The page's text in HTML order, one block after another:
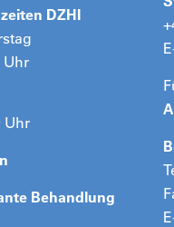
DZHI
Uhr
Uhr
Behandlung